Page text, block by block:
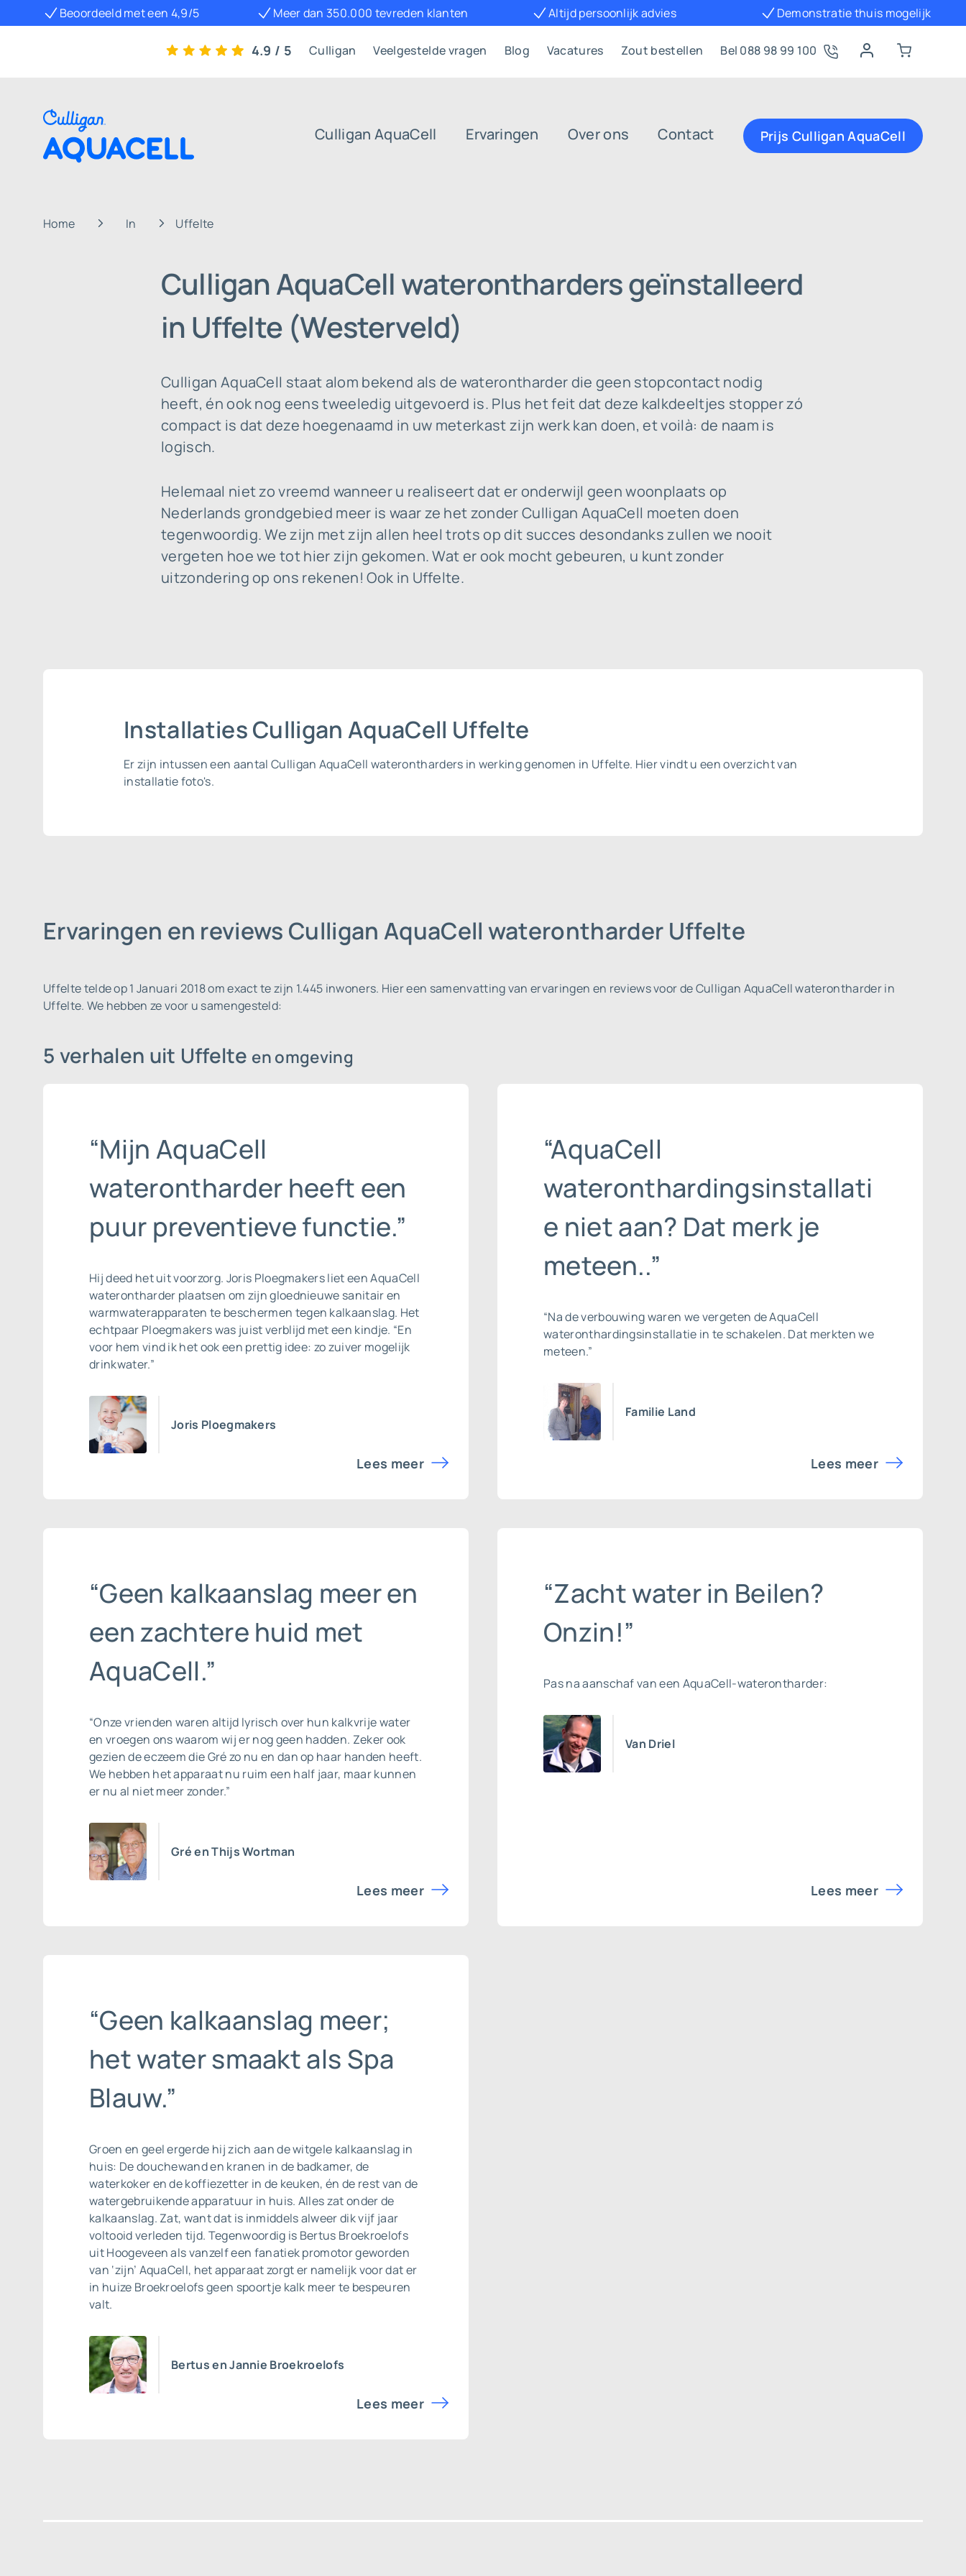
Beoordeeld met een 4,9/5 Meer dan 350.000 tevreden klanten Altijd persoonlijk advies Demonstratie thuis mogelijk
4.9 / 5 Culligan Veelgestelde vragen Blog Vacatures Zout bestellen Bel 088 98 99 100
Culligan AquaCell Ervaringen Over ons Contact Prijs Culligan AquaCell
Home In Uffelte
Culligan AquaCell waterontharders geïnstalleerd
in Uffelte (Westerveld)
Culligan AquaCell staat alom bekend als de waterontharder die geen stopcontact nodig
heeft, én ook nog eens tweeledig uitgevoerd is. Plus het feit dat deze kalkdeeltjes stopper zó
compact is dat deze hoegenaamd in uw meterkast zijn werk kan doen, et voilà: de naam is
logisch.
Helemaal niet zo vreemd wanneer u realiseert dat er onderwijl geen woonplaats op
Nederlands grondgebied meer is waar ze het zonder Culligan AquaCell moeten doen
tegenwoordig. We zijn met zijn allen heel trots op dit succes desondanks zullen we nooit
vergeten hoe we tot hier zijn gekomen. Wat er ook mocht gebeuren, u kunt zonder
uitzondering op ons rekenen! Ook in Uffelte.
Installaties Culligan AquaCell Uffelte
Er zijn intussen een aantal Culligan AquaCell waterontharders in werking genomen in Uffelte. Hier vindt u een overzicht van
installatie foto's.
Ervaringen en reviews Culligan AquaCell waterontharder Uffelte
Uffelte telde op 1 Januari 2018 om exact te zijn 1.445 inwoners. Hier een samenvatting van ervaringen en reviews voor de Culligan AquaCell waterontharder in
Uffelte. We hebben ze voor u samengesteld:
5 verhalen uit Uffelte en omgeving
“Mijn AquaCell
waterontharder heeft een
puur preventieve functie.”
Hij deed het uit voorzorg. Joris Ploegmakers liet een AquaCell
waterontharder plaatsen om zijn gloednieuwe sanitair en
warmwaterapparaten te beschermen tegen kalkaanslag. Het
echtpaar Ploegmakers was juist verblijd met een kindje. “En
voor hem vind ik het ook een prettig idee: zo zuiver mogelijk
drinkwater.”
Joris Ploegmakers
Lees meer
“AquaCell
wateronthardingsinstallati
e niet aan? Dat merk je
meteen..”
“Na de verbouwing waren we vergeten de AquaCell
wateronthardingsinstallatie in te schakelen. Dat merkten we
meteen.”
Familie Land
Lees meer
“Geen kalkaanslag meer en
een zachtere huid met
AquaCell.”
“Onze vrienden waren altijd lyrisch over hun kalkvrije water
en vroegen ons waarom wij er nog geen hadden. Zeker ook
gezien de eczeem die Gré zo nu en dan op haar handen heeft.
We hebben het apparaat nu ruim een half jaar, maar kunnen
er nu al niet meer zonder.”
Gré en Thijs Wortman
Lees meer
“Zacht water in Beilen?
Onzin!”
Pas na aanschaf van een AquaCell-waterontharder:
Van Driel
Lees meer
“Geen kalkaanslag meer;
het water smaakt als Spa
Blauw.”
Groen en geel ergerde hij zich aan de witgele kalkaanslag in
huis: De douchewand en kranen in de badkamer, de
waterkoker en de koffiezetter in de keuken, én de rest van de
watergebruikende apparatuur in huis. Alles zat onder de
kalkaanslag. Zat, want dat is inmiddels alweer dik vijf jaar
voltooid verleden tijd. Tegenwoordig is Bertus Broekroelofs
uit Hoogeveen als vanzelf een fanatiek promotor geworden
van ‘zijn’ AquaCell, het apparaat zorgt er namelijk voor dat er
in huize Broekroelofs geen spoortje kalk meer te bespeuren
valt.
Bertus en Jannie Broekroelofs
Lees meer